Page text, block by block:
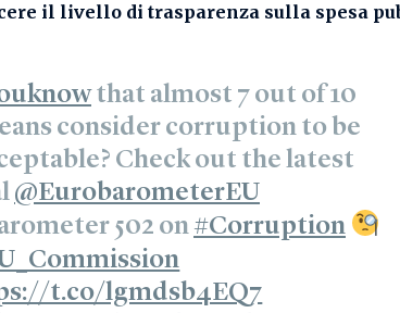
il livello di trasparenza sulla spesa
that almost 7 out of 10
consider corruption to be
Check out the latest
@EurobarometerEU
502 on #Corruption
t.co/lgmdsb4EQ7